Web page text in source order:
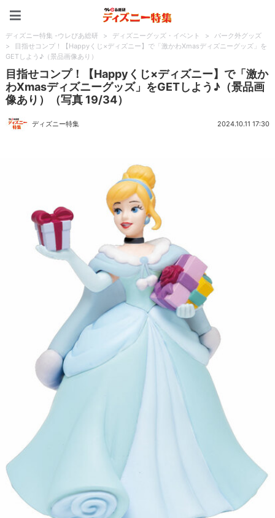
ディズニー特集 -ウレぴあ総研 > ディズニーグッズ・イベント >
パーク外グッズ
>
目指せコンプ！【Happyくじ×ディズニー】で「激かわXmasディズニーグッズ」を
GETしよう♪（景品画像あり）
目指せコンプ！【Happyくじ×ディズニー】で「激か
わXmasディズニーグッズ」をGETしよう♪（景品画
像あり）（写真 19/34）
ディズニー特集 2024.10.11 17:30